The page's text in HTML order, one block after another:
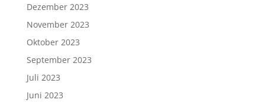
Dezember 2023
November 2023
Oktober 2023
September 2023
Juli 2023
Juni 2023